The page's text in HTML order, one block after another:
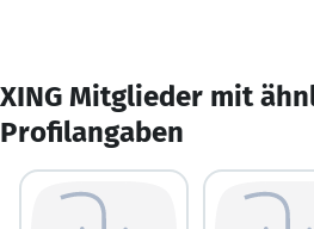
XING Mitglieder mit
Profilangaben